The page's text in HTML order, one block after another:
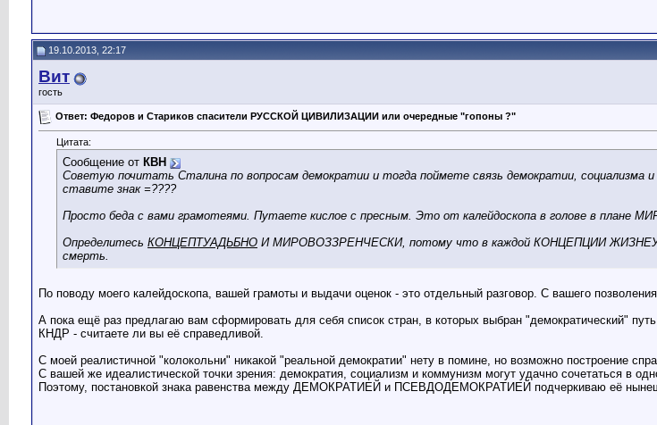
19.10.2013, 22:17
Вит
гость
Ответ: Федоров и Стариков спасители РУССКОЙ ЦИВИЛИЗАЦИИ или очередные "гопоны ?"
Цитата:
Сообщение от КВН
Советую почитать Сталина по вопросам демократии и тогда поймете связь демократии, социализма
ставите знак =????
Просто беда с вами грамотеями. Путаете кислое с пресным. Это от калейдоскопа в голове в
Определитесь КОНЦЕПТУАДЬБНО И МИРОВОЗЗРЕНЧЕСКИ, потому что в каждой КОНЦЕПЦИИ
смерть.
По поводу моего калейдоскопа, вашей грамоты и выдачи оценок - это отдельный разговор. С вашего
А пока ещё раз предлагаю вам сформировать для себя список стран, в которых выбран "демократический"
КНДР - считаете ли вы её справедливой.
С моей реалистичной "колокольни" никакой "реальной демократии" нету в помине, но возможно построение
С вашей же идеалистической точки зрения: демократия, социализм и коммунизм могут удачно сочетаться в
Поэтому, постановкой знака равенства между ДЕМОКРАТИЕЙ и ПСЕВДОДЕМОКРАТИЕЙ подчеркиваю её